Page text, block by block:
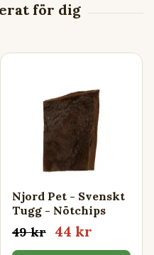
Njord Pet - Svenskt
Tugg - Nötchips
49 kr 44 kr